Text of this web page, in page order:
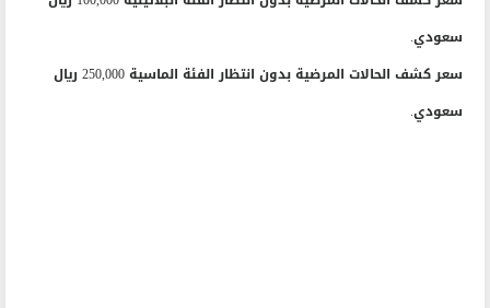
سعودي.
سعر كشف الحالات المرضية بدون انتظار الفئة الماسية 250,000 ريال
سعودي.